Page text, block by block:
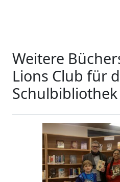
Weitere
Lions Club für
Schulbibliothek